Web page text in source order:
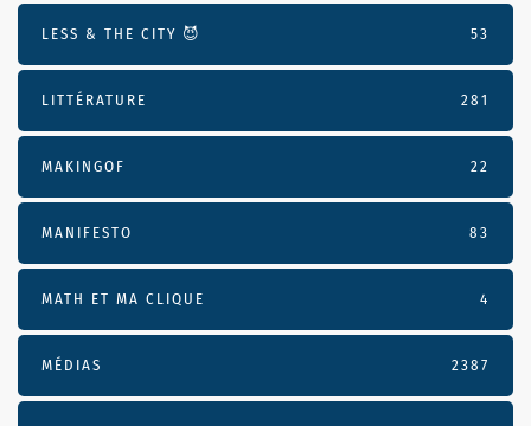
LESS & THE CITY 😈 53
LITTÉRATURE 281
MAKINGOF 22
MANIFESTO 83
MATH ET MA CLIQUE 4
MÉDIAS 2387